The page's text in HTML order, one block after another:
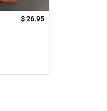
$26.95